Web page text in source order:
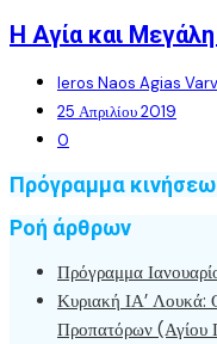
Η Αγία και
Ieros Naos Agias
25 Απριλίου 2019
0
Πρόγραμμα
Ροή άρθρων
Πρόγραμμα
Κυριακή ΙΑ’ Λουκά:
Προπατόρων (Αγίου